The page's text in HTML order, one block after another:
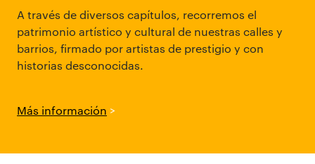
A través de diversos capítulos, recorremos el
patrimonio artístico y cultural de nuestras calles y
barrios, firmado por artistas de prestigio y con
historias desconocidas.
Más información >